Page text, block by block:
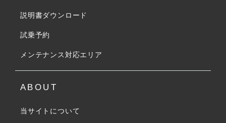
説明書ダウンロード
試乗予約
メンテナンス対応エリア
ABOUT
当サイトについて